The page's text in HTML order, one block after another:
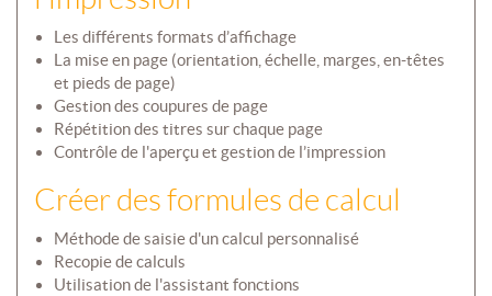
Les différents formats d’affichage
La mise en page (orientation, échelle, marges, en-têtes
et pieds de page)
Gestion des coupures de page
Répétition des titres sur chaque page
Contrôle de l'aperçu et gestion de l’impression
Créer des formules de calcul
Méthode de saisie d'un calcul personnalisé
Recopie de calculs
Utilisation de l'assistant fonctions